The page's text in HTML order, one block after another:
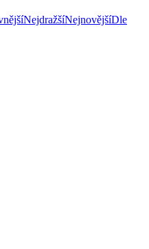
NejdražšíNejnovějšíDle